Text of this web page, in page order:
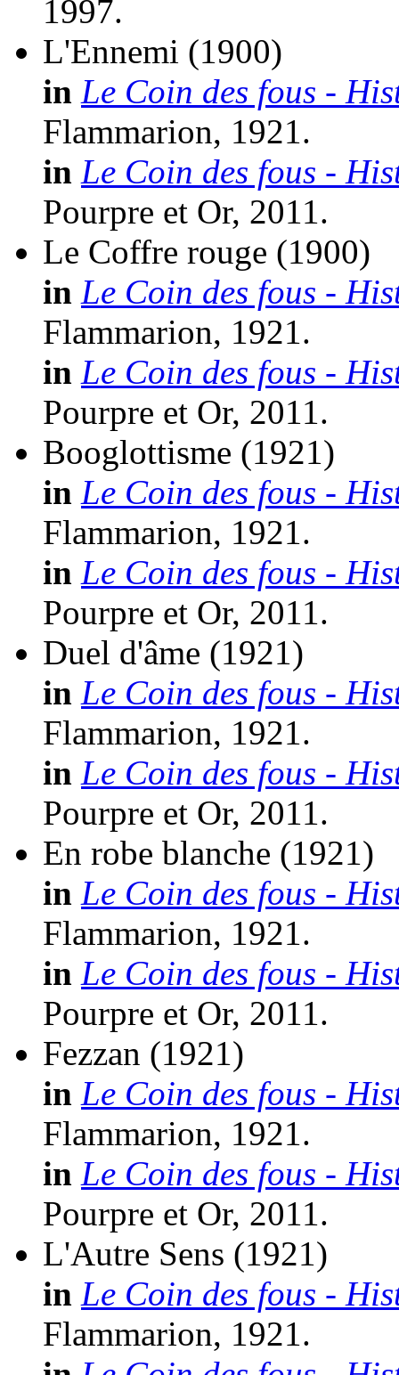
1997.
L'Ennemi (1900)
in Le Coin des fous -
Flammarion, 1921.
in Le Coin des fous -
Pourpre et Or, 2011.
Le Coffre rouge (1900)
in Le Coin des fous -
Flammarion, 1921.
in Le Coin des fous -
Pourpre et Or, 2011.
Booglottisme (1921)
in Le Coin des fous -
Flammarion, 1921.
in Le Coin des fous -
Pourpre et Or, 2011.
Duel d'âme (1921)
in Le Coin des fous -
Flammarion, 1921.
in Le Coin des fous -
Pourpre et Or, 2011.
En robe blanche (1921)
in Le Coin des fous -
Flammarion, 1921.
in Le Coin des fous -
Pourpre et Or, 2011.
Fezzan (1921)
in Le Coin des fous -
Flammarion, 1921.
in Le Coin des fous -
Pourpre et Or, 2011.
L'Autre Sens (1921)
in Le Coin des fous -
Flammarion, 1921.